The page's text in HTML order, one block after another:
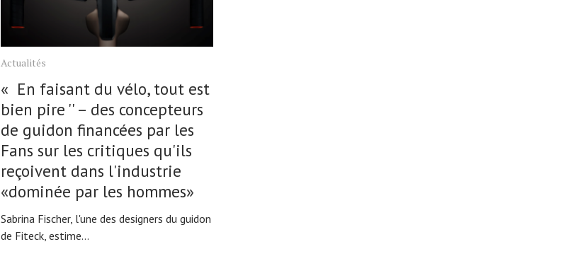
Actualités
« En faisant du vélo, tout est
bien pire '' – des concepteurs
de guidon financées par les
Fans sur les critiques qu'ils
reçoivent dans l'industrie
«dominée par les hommes»
Sabrina Fischer, l'une des designers du guidon
de Fiteck, estime...